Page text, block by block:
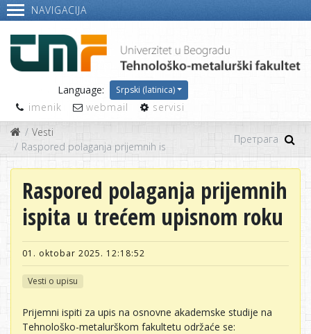
NAVIGACIJA
Language: Srpski (latinica)
imenik webmail
servisi
Vesti
Raspored polaganja prijemnih ispita u trećem upisnom roku
Raspored polaganja prijemnih
ispita u trećem upisnom roku
01. oktobar 2025. 12:18:52
Vesti o upisu
Prijemni ispiti za upis na osnovne akademske studije na
Tehnološko-metalurškom fakultetu održaće se: